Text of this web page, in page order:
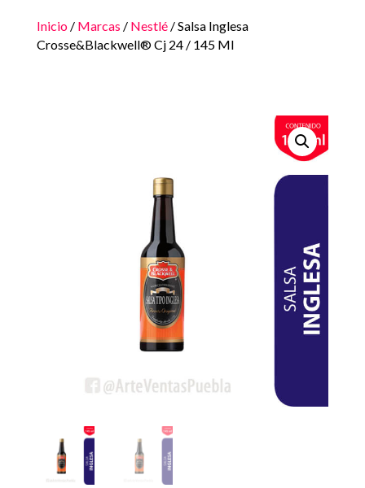
Inicio/ Marcas / Nestlé/ Salsa Inglesa
Crosse&Blackwell® Cj 24 / 145 Ml